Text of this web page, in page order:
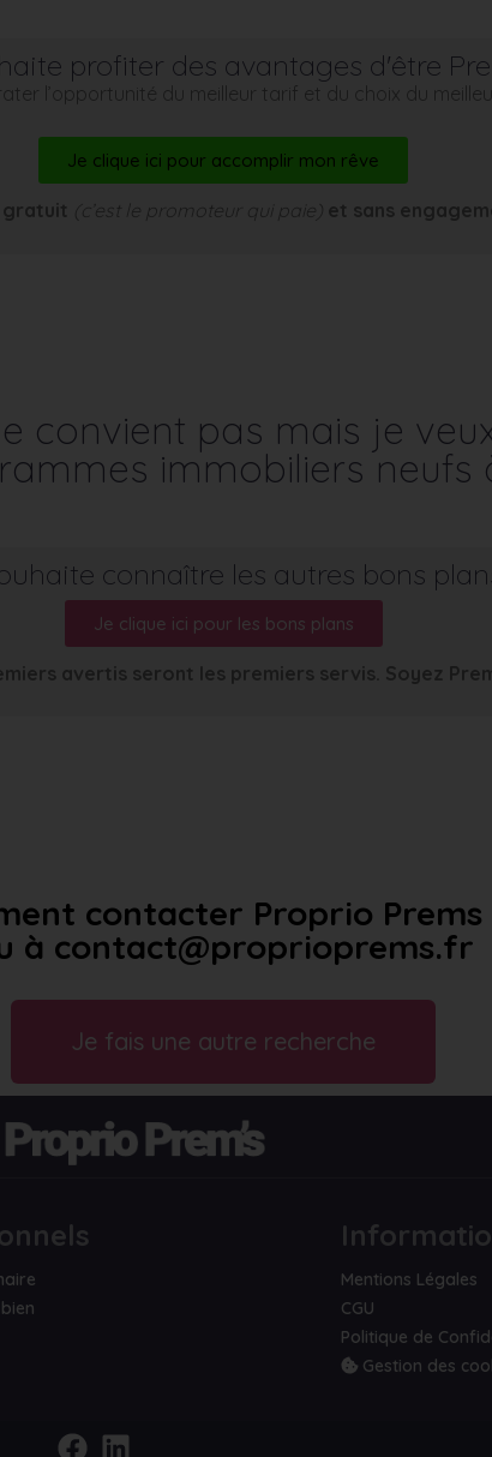
profiter des avantages d'être
l’opportunité du meilleur tarif et du choix du
Je clique ici pour accomplir mon rêve
gratuit (c’est le promoteur qui paie) et sans
convient pas mais je
immobiliers neufs
connaître les autres bons
Je clique ici pour les bons plans
avertis seront les premiers servis. Soyez
contacter Proprio Prems
à contact@proprioprems.fr
Je fais une autre recherche
Mentions Légales
CGU
Politique de
Gestion des